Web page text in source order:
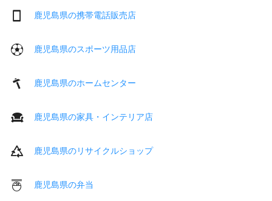
鹿児島県の携帯電話販売店
鹿児島県のスポーツ用品店
鹿児島県のホームセンター
鹿児島県の家具・インテリア店
鹿児島県のリサイクルショップ
鹿児島県の弁当